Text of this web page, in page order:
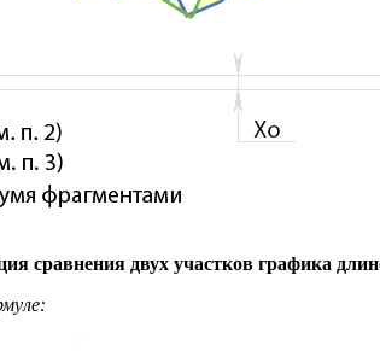
сравнения двух участков графика